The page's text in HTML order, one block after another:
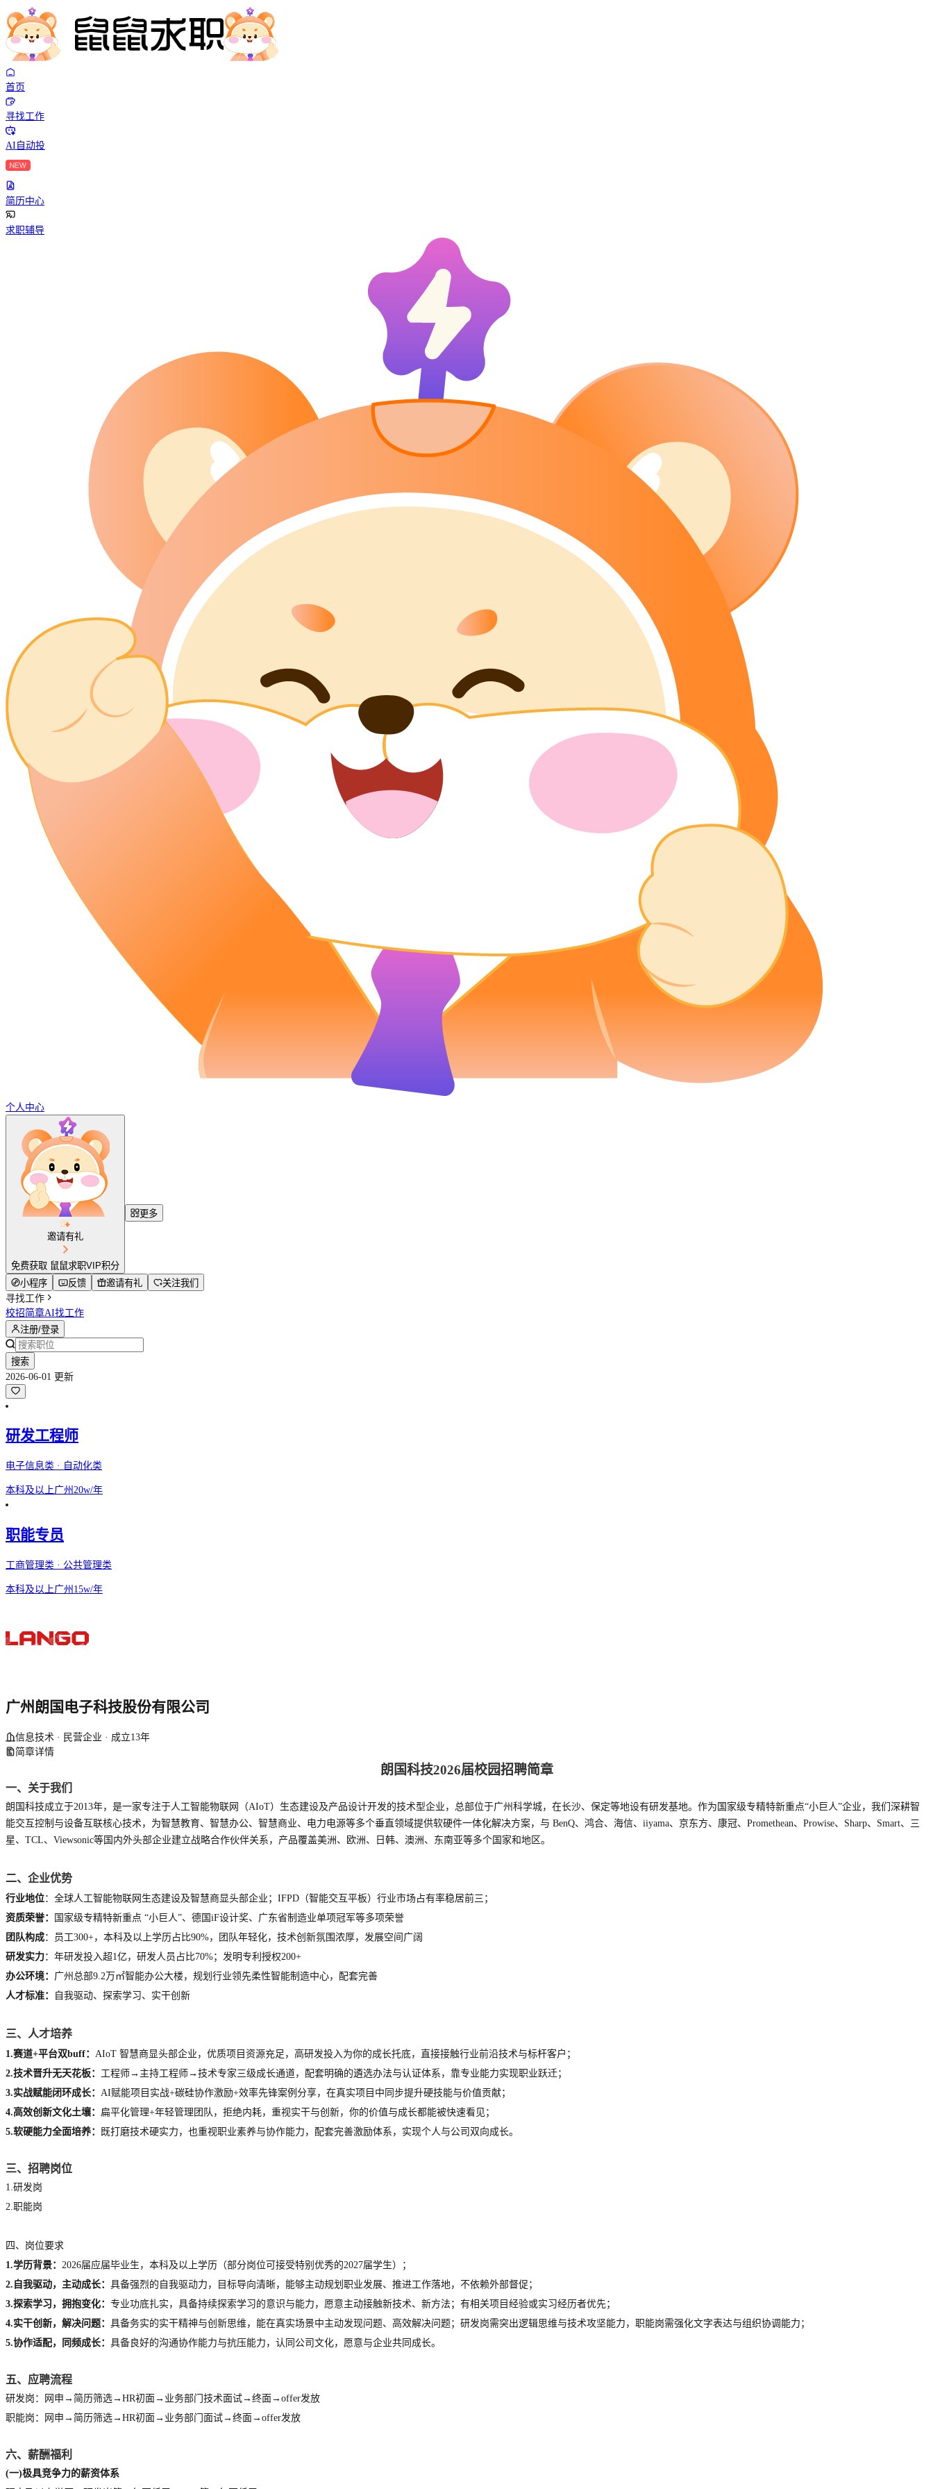
首页
寻找工作
AI自动投
简历中心
求职辅导
个人中心
邀请有礼
免费获取 鼠鼠求职VIP积分
更多
小程序 反馈 邀请有礼
关注我们
寻找工作
校招简章AI找工作
注册/登录
搜索
2026-06-01 更新
研发工程师
电子信息类 · 自动化类
本科及以上广州 20w/年
职能专员
工商管理类 · 公共管理类
本科及以上广州 15w/年
广州朗国电子科技股份有限公司
信息技术 · 民营企业 · 成立13年
简章详情
朗国科技2026届校园招聘简章
一、关于我们
朗国科技成立于2013年，是一家专注于人工智能物联网（AIoT）生态建设及产品设计开发的技术型企业，总部位于广州科学城，在长沙、保定等地设有研发基地。 作为国家级专精特新重点“小巨人”企业，我们深耕智
能交互控制与设备互联核心技术，为智慧教育、智慧办公、智慧商业、 电力电源等多个垂直领域提供软硬件一体化解决方案，与 BenQ、鸿合、海信、iiyama、京东方、康冠、Promethean、Prowise、Sharp、Smart、三
星、TCL、Viewsonic等国内外头部企业建立战略合作伙伴关系，产品覆盖美洲、欧洲、日韩、澳洲、东南亚等多个国家和地区。
二、 企业优势
行业地位：全球人工智能物联网生态建设及智慧商显头部企业；IFPD（智能交互平板）行业市场占有率稳居前三；
资质荣誉：
国家级专精特新重点 “小巨人”、德国iF设计奖、广东省制造业单项冠军等多项荣誉
团队构成：员工300+，本科及以上学历占比90%，团队年轻化，技术创新氛围浓厚，发展空间广阔
研发实力：年研发投入超1亿，研发人员占比70%； 发明专利 授权200+
办公环境： 广州总部9.2万㎡智能办公大楼，规划行业领先柔性智能制造中心，配套完善
人才标准： 自我驱动、探索学习、实干创新
三、人才培养
1.赛道+平台双buff： AIoT 智慧商显头部企业，优质项目资源充足，高研发投入为你的成长托底，直接接触行业前沿技术与标杆客户；
2.技术晋升无天花板： 工程师→主持工程师→技术专家三级成长通道，配套明确的遴选办法与认证体系，靠专业能力实现职业跃迁；
3.实战赋能闭环成长： AI赋能项目实战+碳硅协作激励+效率先锋案例分享，在真实项目中同步提升硬技能与价值贡献；
4.高效创新文化土壤： 扁平化管理+年轻管理 团队，拒绝内耗，重视实干与创新，你的价值与成长都能被快速看见；
5.软硬能力全面培养：
既打磨技术硬实力，也重视职业素养与协作能力，配套完善激励体系，实现个人与公司双向成长。
三、 招聘岗位
1.研发岗
2.职能岗
四、岗位要求
1.学历背景： 2026届应届毕业生，本科及以上学历（部分岗位可接受特别优秀的2027届学生）；
2.自我驱动，主动成长： 具备强烈的自我驱动力，目标导向清晰，能够主动规划职业发展、推进工作落地，不依赖外部督促；
3.探索学习，拥抱变化： 专业功底扎实，具备持续探索学习的意识与能力，愿意主动接触新技术、新方法；有相关项目经验或实习经历者优先；
4.实干创新，解决问题： 具备务实的实干精神与创新思维，能在真实场景中主动发现问题、高效解决问题；研发岗需突出逻辑思维与技术攻坚能力，职能岗需强化文字表达与组织协调能力；
5.协作适配，同频成长： 具备良好的沟通协作能力与抗压能力，认同公司文化，愿意与企业共同成长。
五、应聘流程
研发岗：网申→简历筛选→HR初面→业务部门技术面试→终面→offer发放
职能岗：网申→简历筛选→HR初面→业务部门面试→终面→offer发放
六、薪酬福利
(一)极具竞争力的薪资体系